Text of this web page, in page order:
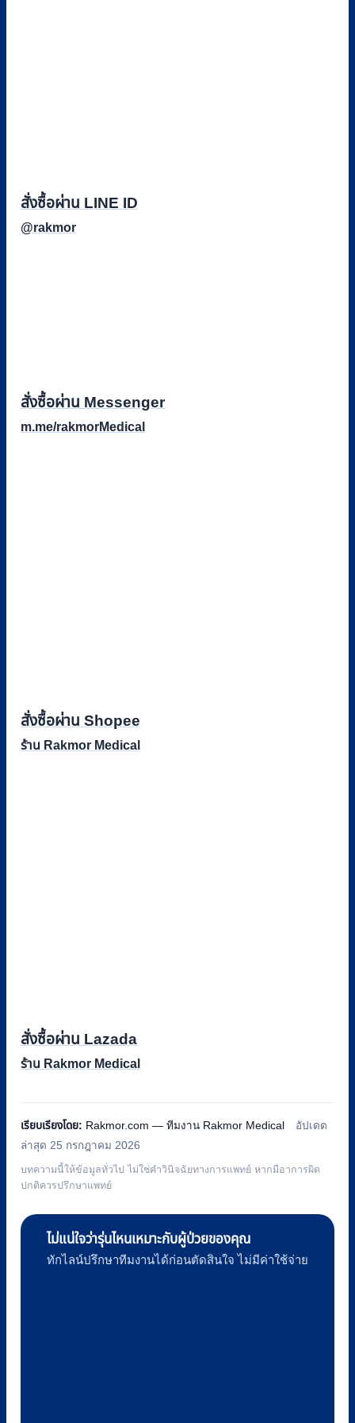
สั่งซื้อผ่าน LINE ID
@rakmor
สั่งซื้อผ่าน Messenger
m.me/rakmorMedical
สั่งซื้อผ่าน Shopee
ร้าน Rakmor Medical
สั่งซื้อผ่าน Lazada
ร้าน Rakmor Medical
เรียบเรียงโดย: Rakmor.com — ทีมงาน Rakmor Medical
อัปเดต
ล่าสุด 25 กรกฎาคม 2026
บทความนี้ให้ข้อมูลทั่วไป ไม่ใช่คำวินิจฉัยทางการแพทย์ หากมีอาการผิด
ปกติควรปรึกษาแพทย์
ไม่แน่ใจว่ารุ่นไหนเหมาะกับผู้ป่วยของคุณ
ทักไลน์ปรึกษาทีมงานได้ก่อนตัดสินใจ ไม่มีค่าใช้จ่าย